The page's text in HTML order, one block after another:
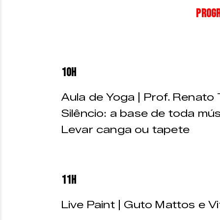
10h
Aula de Yoga | Prof.
Silêncio: a base de toda
Levar canga ou tapete
11h
Live Paint | Guto Mattos e